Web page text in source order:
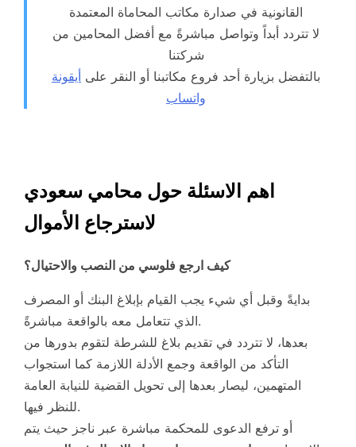
القانونية في صدارة مكاتب المحاماة المعتمدة
لا تتردد أبداً وتواصل مباشرةً مع أفضل المحامين من
شركتنا
بالتفضل بزيارة أحد فروع مكاتبنا أو النقر على أيقونة
واتساب
اهم الاسئلة حول محامي سعودي
لاسترجاع الأموال
كيف ارجع فلوسي من النصب والاحتيال؟
بدايةً وقبل أي شيء يجب القيام بإبلاغ البنك أو المصرف
الذي تتعامل معه بالواقعة مباشرةً.
بعدها، لا تتردد في تقديم بلاغ للشرطة لتقوم بدورها من
التأكد من الواقعة وجمع الأدلة اللازمة كما استجواب
المتهمين، ليصار بعدها إلى تحويل القضية للنيابة العامة
للنظر فيها.
أو ترفع الدعوى للمحكمة مباشرة عبر ناجز حيث يتم